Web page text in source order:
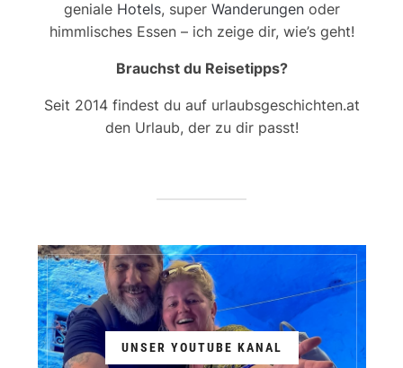
geniale Hotels, super Wanderungenoder
himmlisches Essen – ich zeige dir, wie’s geht!
Brauchst du Reisetipps?
Seit 2014 findest du auf urlaubsgeschichten.at
den Urlaub, der zu dir passt!
UNSER YOUTUBE KANAL